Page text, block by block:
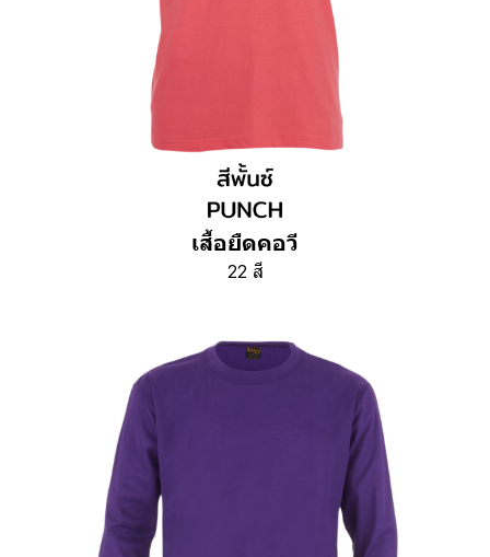
เสื้อยืดคอวี
22 สี